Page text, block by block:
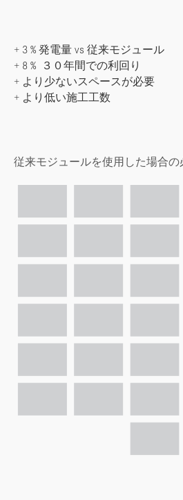
+ 3 % 発電量 vs 従来モジュール
+ 8 % ３０年間での利回り
+ より少ないスペースが必要
+ より低い施工工数
従来モジュールを使用した場合の